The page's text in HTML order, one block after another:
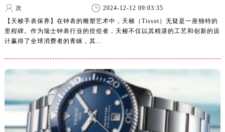
次
2024-12-12 09:03:35
【天梭手表保养】在钟表的雕塑艺术中，天梭（Tissot）无疑是一座独特的
里程碑。作为瑞士钟表行业的佼佼者，天梭不仅以其精湛的工艺和创新的设
计赢得了全球消费者的青睐，其...